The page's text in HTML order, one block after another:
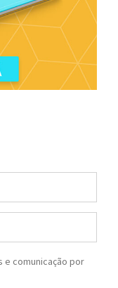
comunicação por